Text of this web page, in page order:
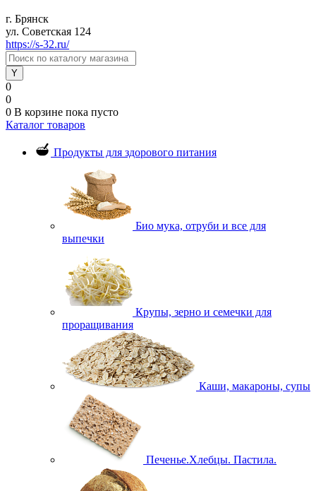
г. Брянск
ул. Советская 124
https://s-32.ru/
0
0
0 В корзине пока пусто
Каталог товаров
Продукты для здорового питания
Био мука, отруби и все для
выпечки
Крупы, зерно и семечки для
проращивания
Каши, макароны, супы
Печенье.Хлебцы. Пастила.